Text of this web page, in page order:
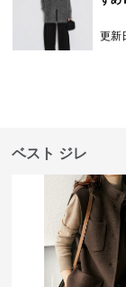
更
ベスト ジレ